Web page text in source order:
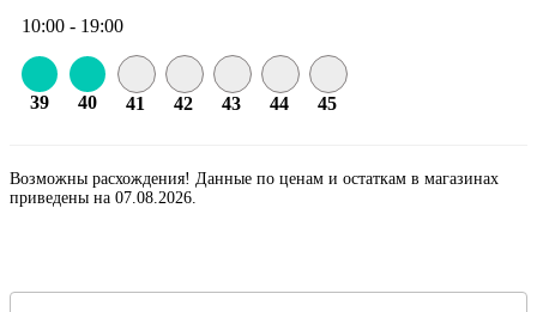
10:00 - 19:00
39 40 41 42 43 44 45
Возможны расхождения! Данные по ценам и остаткам в магазинах
приведены на 07.08.2026.